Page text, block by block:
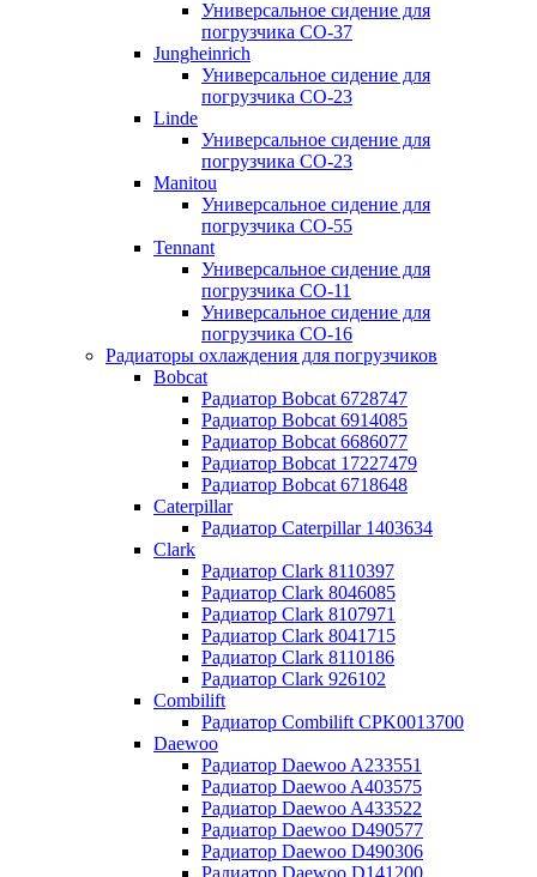
Универсальное сидение для
погрузчика CO-37
Jungheinrich
Универсальное сидение для
погрузчика CO-23
Linde
Универсальное сидение для
погрузчика CO-23
Manitou
Универсальное сидение для
погрузчика CO-55
Tennant
Универсальное сидение для
погрузчика CO-11
Универсальное сидение для
погрузчика CO-16
Радиаторы охлаждения для погрузчиков
Bobcat
Радиатор Bobcat 6728747
Радиатор Bobcat 6914085
Радиатор Bobcat 6686077
Радиатор Bobcat 17227479
Радиатор Bobcat 6718648
Caterpillar
Радиатор Caterpillar 1403634
Clark
Радиатор Clark 8110397
Радиатор Clark 8046085
Радиатор Clark 8107971
Радиатор Clark 8041715
Радиатор Clark 8110186
Радиатор Clark 926102
Combilift
Радиатор Combilift CPK0013700
Daewoo
Радиатор Daewoo A233551
Радиатор Daewoo A403575
Радиатор Daewoo A433522
Радиатор Daewoo D490577
Радиатор Daewoo D490306
Радиатор Daewoo D141200